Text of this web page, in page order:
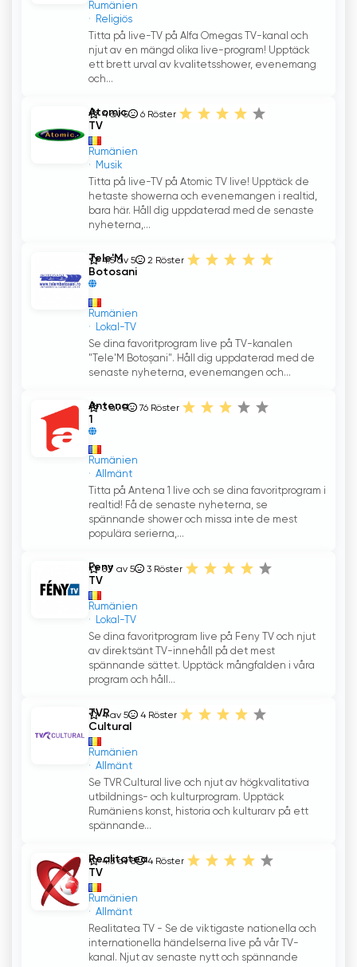
Rumänien
Religiös
Titta på live-TV på Alfa Omegas TV-kanal och
njut av en mängd olika live-program! Upptäck
ett brett urval av kvalitetsshower, evenemang
och...
Atomic
TV
Rumänien
Musik
4 av 5 6 Röster
Titta på live-TV på Atomic TV live! Upptäck de
hetaste showerna och evenemangen i realtid,
bara här. Håll dig uppdaterad med de senaste
nyheterna,...
Tele'M
Botosani
Rumänien
Lokal-TV
4.5 av 5 2 Röster
Se dina favoritprogram live på TV-kanalen
"Tele'M Botoșani". Håll dig uppdaterad med de
senaste nyheterna, evenemangen och...
Antena
1
Rumänien
Allmänt
3 av 5 76 Röster
Titta på Antena 1 live och se dina favoritprogram i
realtid! Få de senaste nyheterna, se
spännande shower och missa inte de mest
populära serierna,...
Feny
TV
Rumänien
Lokal-TV
3.7 av 5 3 Röster
Se dina favoritprogram live på Feny TV och njut
av direktsänt TV-innehåll på det mest
spännande sättet. Upptäck mångfalden i våra
program och håll...
TVR
Cultural
Rumänien
Allmänt
4 av 5 4 Röster
Se TVR Cultural live och njut av högkvalitativa
utbildnings- och kulturprogram. Upptäck
Rumäniens konst, historia och kulturarv på ett
spännande...
Realitatea
TV
Rumänien
Allmänt
4.3 av 5 4 Röster
Realitatea TV - Se de viktigaste nationella och
internationella händelserna live på vår TV-
kanal. Njut av senaste nytt och spännande